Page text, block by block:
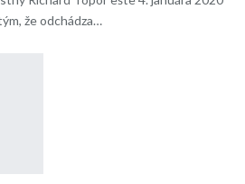
že odchádza…